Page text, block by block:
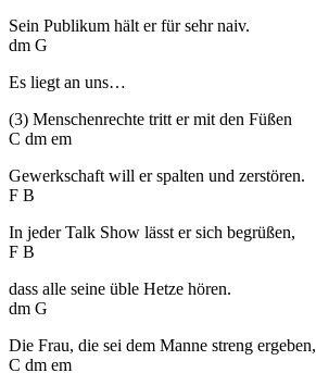
Sein Publikum hält er für sehr naiv.
dm G
Es liegt an uns…
(3) Menschenrechte tritt er mit den Füßen
C dm em
Gewerkschaft will er spalten und zerstören.
F B
In jeder Talk Show lässt er sich begrüßen,
F B
dass alle seine üble Hetze hören.
dm G
Die Frau, die sei dem Manne streng ergeben,
C dm em